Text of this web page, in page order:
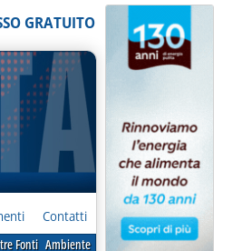
GRATUITO
Contatti
Fonti Ambiente